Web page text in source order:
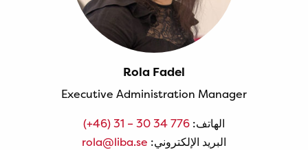
Rola Fadel
Executive Administration Manager
الهاتف: (+46) 31 – 30 34 776
البريد الإلكتروني: rola@liba.se